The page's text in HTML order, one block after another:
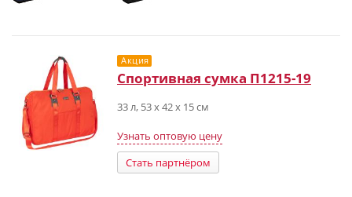
Акция
Спортивная сумка П1215-19
33 л, 53 х 42 х 15 см
Узнать оптовую цену
Стать партнёром